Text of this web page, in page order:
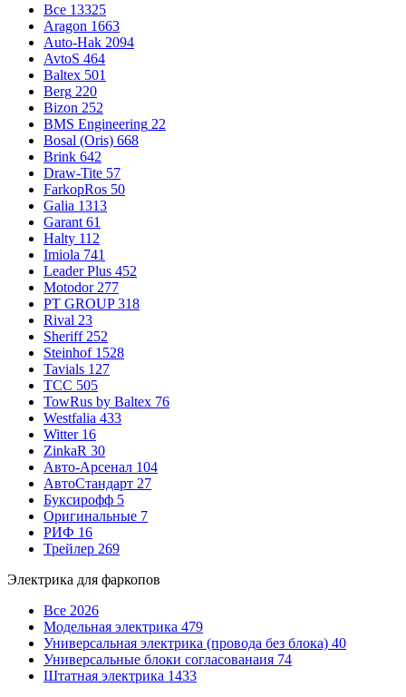
Все 13325
Aragon 1663
Auto-Hak 2094
AvtoS 464
Baltex 501
Berg 220
Bizon 252
BMS Engineering 22
Bosal (Oris) 668
Brink 642
Draw-Tite 57
FarkopRos 50
Galia 1313
Garant 61
Halty 112
Imiola 741
Leader Plus 452
Motodor 277
PT GROUP 318
Rival 23
Sheriff 252
Steinhof 1528
Tavials 127
TCC 505
TowRus by Baltex 76
Westfalia 433
Witter 16
ZinkaR 30
Авто-Арсенал 104
АвтоСтандарт 27
Буксирофф 5
Оригинальные 7
РИФ 16
Трейлер 269
Электрика для фаркопов
Все 2026
Модельная электрика 479
Универсальная электрика (провода без блока) 40
Универсальные блоки согласованаия 74
Штатная электрика 1433